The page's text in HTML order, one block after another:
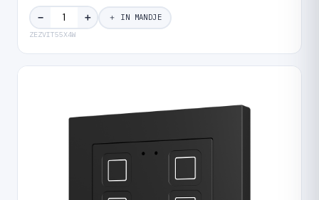
− ＋ ＋ IN MANDJE
ZEZVIT55X4W